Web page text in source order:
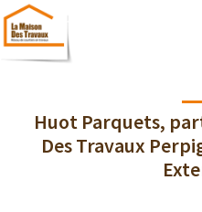
Huot Parquets,
Des Travaux